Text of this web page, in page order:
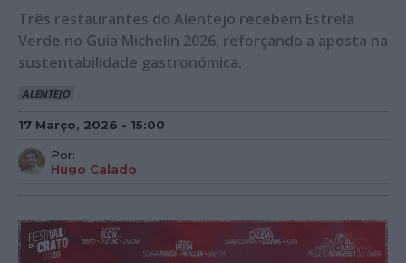
Três restaurantes do Alentejo recebem Estrela
Verde no Guia Michelin 2026, reforçando a aposta na
sustentabilidade gastronómica.
ALENTEJO
17 Março, 2026 - 15:00
Por:
Hugo Calado